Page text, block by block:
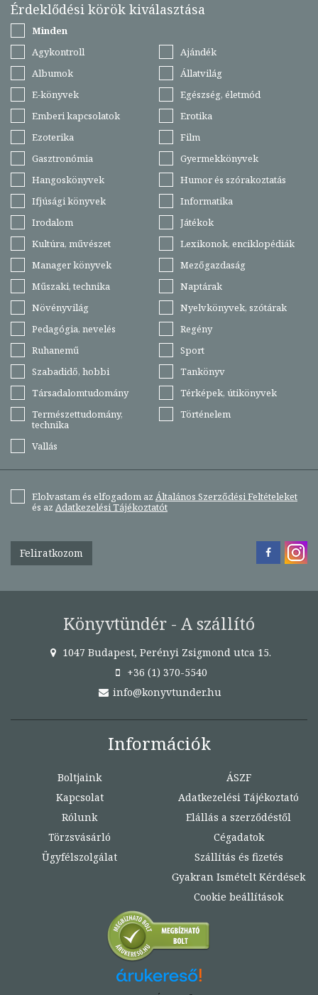
Érdeklődési körök kiválasztása
Minden
Agykontroll
Ajándék
Albumok
Állatvilág
E-könyvek
Egészség, életmód
Emberi kapcsolatok
Erotika
Ezoterika
Film
Gasztronómia
Gyermekkönyvek
Hangoskönyvek
Humor és szórakoztatás
Ifjúsági könyvek
Informatika
Irodalom
Játékok
Kultúra, művészet
Lexikonok, enciklopédiák
Manager könyvek
Mezőgazdaság
Műszaki, technika
Naptárak
Növényvilág
Nyelvkönyvek, szótárak
Pedagógia, nevelés
Regény
Ruhanemű
Sport
Szabadidő, hobbi
Tankönyv
Társadalomtudomány
Térképek, útikönyvek
Természettudomány,
technika
Történelem
Vallás
Elolvastam és elfogadom az Általános Szerződési Feltételeket
és az Adatkezelési Tájékoztatót
Feliratkozom
Könyvtündér - A szállító
1047 Budapest, Perényi Zsigmond utca 15.
+36 (1) 370-5540
info@konyvtunder.hu
Információk
Boltjaink
Kapcsolat
Rólunk
Törzsvásárló
Ügyfélszolgálat
ÁSZF
Adatkezelési Tájékoztató
Elállás a szerződéstől
Cégadatok
Szállítás és fizetés
Gyakran Ismételt Kérdések
Cookie beállítások